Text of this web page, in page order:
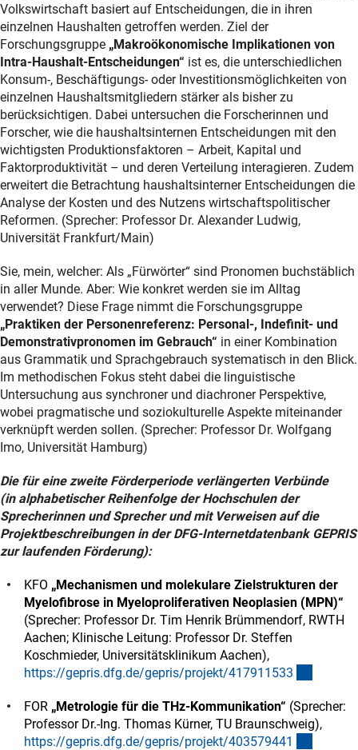
Volkswirtschaft basiert auf Entscheidungen, die in ihren
einzelnen Haushalten getroffen werden. Ziel der
Forschungsgruppe „Makroökonomische Implikationen von
Intra-Haushalt-Entscheidungen“ ist es, die unterschiedlichen
Konsum-, Beschäftigungs- oder Investitionsmöglichkeiten von
einzelnen Haushaltsmitgliedern stärker als bisher zu
berücksichtigen. Dabei untersuchen die Forscherinnen und
Forscher, wie die haushaltsinternen Entscheidungen mit den
wichtigsten Produktionsfaktoren – Arbeit, Kapital und
Faktorproduktivität – und deren Verteilung interagieren. Zudem
erweitert die Betrachtung haushaltsinterner Entscheidungen die
Analyse der Kosten und des Nutzens wirtschaftspolitischer
Reformen. (Sprecher: Professor Dr. Alexander Ludwig,
Universität Frankfurt/Main)
Sie, mein, welcher: Als „Fürwörter“ sind Pronomen buchstäblich
in aller Munde. Aber: Wie konkret werden sie im Alltag
verwendet? Diese Frage nimmt die Forschungsgruppe
„Praktiken der Personenreferenz: Personal-, Indefinit- und
Demonstrativpronomen im Gebrauch“ in einer Kombination
aus Grammatik und Sprachgebrauch systematisch in den Blick.
Im methodischen Fokus steht dabei die linguistische
Untersuchung aus synchroner und diachroner Perspektive,
wobei pragmatische und soziokulturelle Aspekte miteinander
verknüpft werden sollen. (Sprecher: Professor Dr. Wolfgang
Imo, Universität Hamburg)
Die für eine zweite Förderperiode verlängerten Verbünde
(in alphabetischer Reihenfolge der Hochschulen der
Sprecherinnen und Sprecher und mit Verweisen auf die
Projektbeschreibungen in der DFG-Internetdatenbank GEPRIS
zur laufenden Förderung):
KFO „Mechanismen und molekulare Zielstrukturen der
Myelofibrose in Myeloproliferativen Neoplasien (MPN)“
(Sprecher: Professor Dr. Tim Henrik Brümmendorf, RWTH
Aachen; Klinische Leitung: Professor Dr. Steffen
Koschmieder, Universitätsklinikum Aachen),
https://gepris.dfg.de/gepris/projekt/417911533
FOR „Metrologie für die THz-Kommunikation“ (Sprecher:
Professor Dr.-Ing. Thomas Kürner, TU Braunschweig),
https://gepris.dfg.de/gepris/projekt/403579441